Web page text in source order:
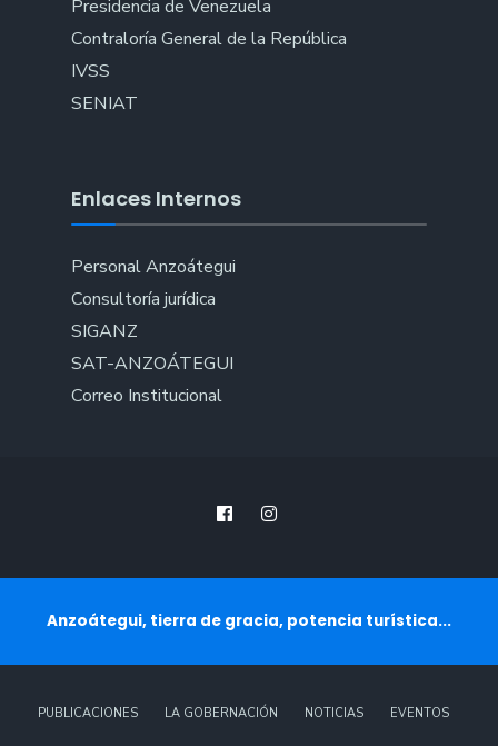
Presidencia de Venezuela
Contraloría General de la República
IVSS
SENIAT
Enlaces Internos
Personal Anzoátegui
Consultoría jurídica
SIGANZ
SAT-ANZOÁTEGUI
Correo Institucional
Anzoátegui, tierra de gracia, potencia turística...
PUBLICACIONES LA GOBERNACIÓN NOTICIAS EVENTOS